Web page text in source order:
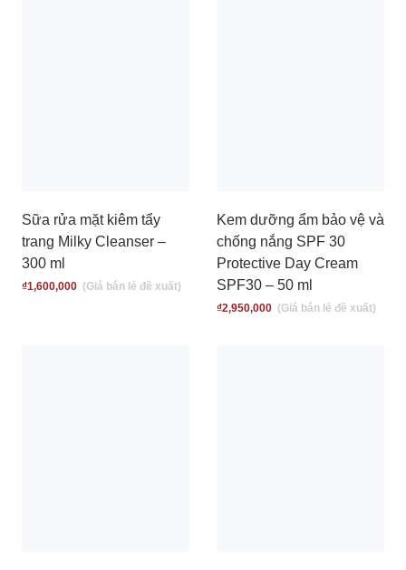
Sữa rửa mặt kiêm tẩy
trang Milky Cleanser –
300 ml
₫1,600,000
Kem dưỡng ẩm bảo vệ và
chống nắng SPF 30
Protective Day Cream
SPF30 – 50 ml
₫2,950,000